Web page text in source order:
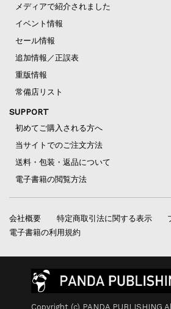
メディアで紹介されました
イベント情報
セール情報
追加情報／正誤表
重版情報
常備店リスト
SUPPORT
初めてご購入される方へ
当サイトでのご注文方法
送料・包装・返品について
電子書籍の閲覧方法
会社概要 特定商取引法に関する表示
電子書籍の利用規約
Copyright (c) PANDA PUBLISHING